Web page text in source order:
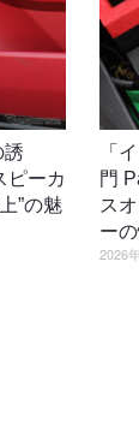
誘
ピーカ
”の魅
「
門
ス
ー
2026